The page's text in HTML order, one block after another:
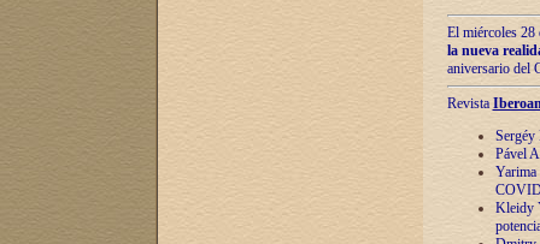
El miércoles 28
la nueva
aniversario del
Revista
Sergéy
Pável
Yarima
Kleidy